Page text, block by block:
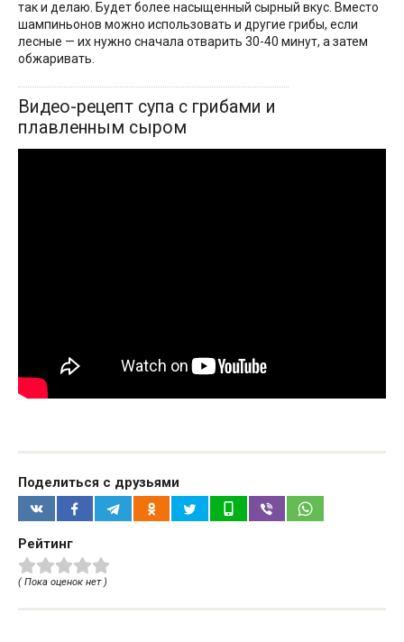
так и делаю. Будет более насыщенный сырный вкус. Вместо
шампиньонов можно использовать и другие грибы, если
лесные — их нужно сначала отварить 30-40 минут, а затем
обжаривать.
Видео-рецепт супа с грибами и
плавленным сыром
Поделиться с друзьями
Рейтинг
( Пока оценок нет )